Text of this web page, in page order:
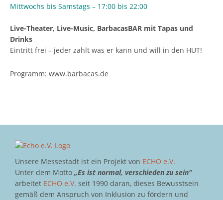
Mittwochs bis Samstags – 17:00 bis 22:00
Live-Theater, Live-Music, BarbacasBAR mit Tapas und
Drinks
Eintritt frei – jeder zahlt was er kann und will in den HUT!
Programm: www.barbacas.de
Unsere Messestadt ist ein Projekt von ECHO e.V.
Unter dem Motto „Es ist normal, verschieden zu sein“
arbeitet ECHO e.V. seit 1990 daran, dieses Bewusstsein
gemäß dem Anspruch von Inklusion zu fördern und